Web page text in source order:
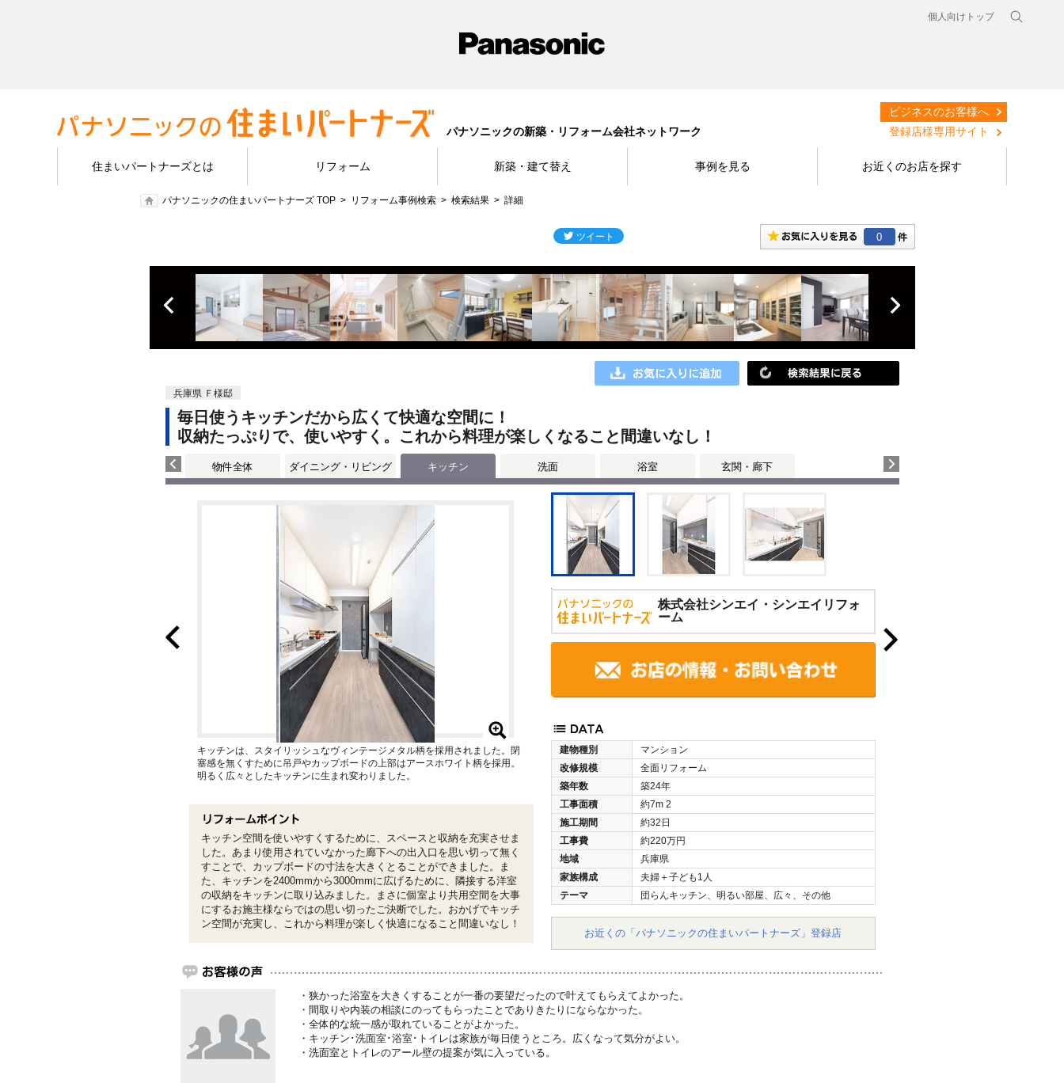
個人向けトップ
パナソニックの新築・リフォーム会社ネットワーク
ビジネスのお客様へ
登録店様専用サイト
住まいパートナーズとは リフォーム 新築・建て替え 事例を見る お近くのお店を探す
パナソニックの住まいパートナーズ TOP リフォーム事例検索 検索結果 詳細
0
兵庫県 Ｆ様邸
毎日使うキッチンだから広くて快適な空間に！
収納たっぷりで、使いやすく。これから料理が楽しくなること間違いなし！
物件全体 ダイニング・リビング キッチン 洗面 浴室 玄関・廊下
株式会社シンエイ・シンエイリフォ
ーム
建物種別
マンション
改修規模
全面リフォーム
築年数
築24年
工事面積
約7m 2
施工期間
約32日
工事費
約220万円
地域
兵庫県
家族構成
夫婦＋子ども1人
テーマ
団らんキッチン、明るい部屋、広々、その他
お近くの「パナソニックの住まいパートナーズ」登録店
キッチンは、スタイリッシュなヴィンテージメタル柄を採用されました。閉
塞感を無くすために吊戸やカップボードの上部はアースホワイト柄を採用。
明るく広々としたキッチンに生まれ変わりました。
キッチン空間を使いやすくするために、スペースと収納を充実させま
した。あまり使用されていなかった廊下への出入口を思い切って無く
すことで、カップボードの寸法を大きくとることができました。ま
た、キッチンを2400mmから3000mmに広げるために、隣接する洋室
の収納をキッチンに取り込みました。まさに個室より共用空間を大事
にするお施主様ならではの思い切ったご決断でした。おかげでキッチ
ン空間が充実し、これから料理が楽しく快適になること間違いなし！
・狭かった浴室を大きくすることが一番の要望だったので叶えてもらえてよかった。
・間取りや内装の相談にのってもらったことでありきたりにならなかった。
・全体的な統一感が取れていることがよかった。
・キッチン･洗面室･浴室･トイレは家族が毎日使うところ。広くなって気分がよい。
・洗面室とトイレのアール壁の提案が気に入っている。